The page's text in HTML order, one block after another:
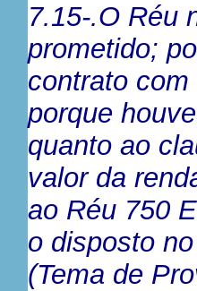
7.15-.O Réu
prometido;
contrato
porque
quanto ao
valor da
ao Réu 750
o disposto
(Tema de